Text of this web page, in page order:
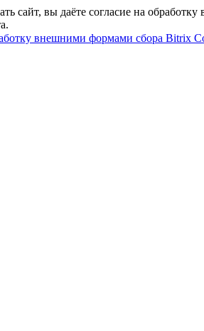
сайт, вы даёте согласие на
внешними формами сбора Bitrix